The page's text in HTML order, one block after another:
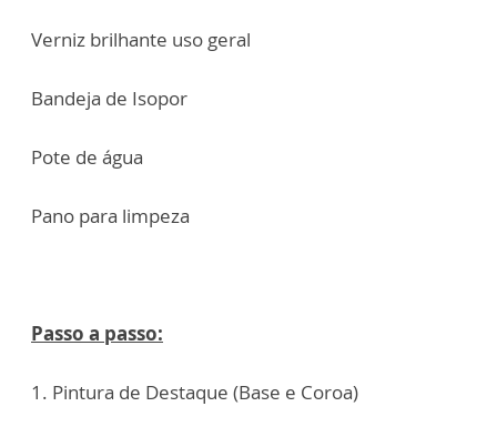
Verniz brilhante uso geral
Bandeja de Isopor
Pote de água
Pano para limpeza
Passo a passo:
1. Pintura de Destaque (Base e Coroa)